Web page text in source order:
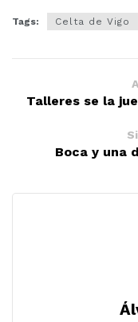
Tags: Celta de Vigo
Talleres se la
Boca y una